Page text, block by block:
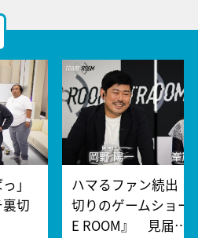
」
切
ハマるファン続出！
切りのゲームショー
E ROOM』 見届…